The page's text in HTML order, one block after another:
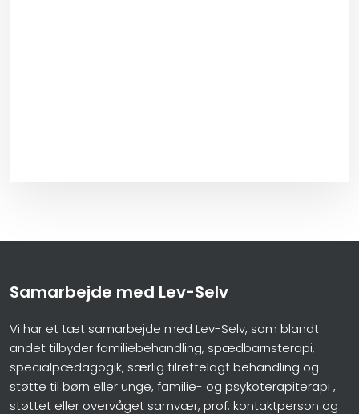
Samarbejde med Lev-Selv
Vi har et tæt samarbejde med Lev-Selv, som blandt
andet tilbyder familiebehandling, spædbarnsterapi,
specialpædagogik, særlig tilrettelagt behandling og
støtte til børn eller unge, familie- og psykoterapiterapi ,
støttet eller overvåget samvær, prof. kontaktperson og